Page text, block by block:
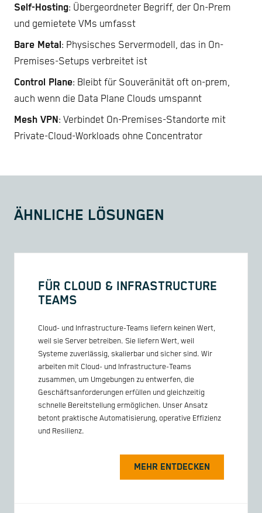
Self-Hosting: Übergeordneter Begriff, der On-Prem
und gemietete VMs umfasst
Bare Metal: Physisches Servermodell, das in On-
Premises-Setups verbreitet ist
Control Plane: Bleibt für Souveränität oft on-prem,
auch wenn die Data Plane Clouds umspannt
Mesh VPN: Verbindet On-Premises-Standorte mit
Private-Cloud-Workloads ohne Concentrator
ÄHNLICHE LÖSUNGEN
FÜR CLOUD & INFRASTRUCTURE
TEAMS
Cloud- und Infrastructure-Teams liefern keinen Wert,
weil sie Server betreiben. Sie liefern Wert, weil
Systeme zuverlässig, skalierbar und sicher sind. Wir
arbeiten mit Cloud- und Infrastructure-Teams
zusammen, um Umgebungen zu entwerfen, die
Geschäftsanforderungen erfüllen und gleichzeitig
schnelle Bereitstellung ermöglichen. Unser Ansatz
betont praktische Automatisierung, operative Effizienz
und Resilienz.
MEHR ENTDECKEN